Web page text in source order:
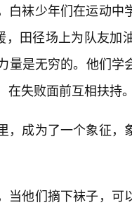
白袜少年们在运动
，田径场上为队友
量是无穷的。他们
在失败面前互相扶持
，成为了一个象征
当他们摘下袜子，